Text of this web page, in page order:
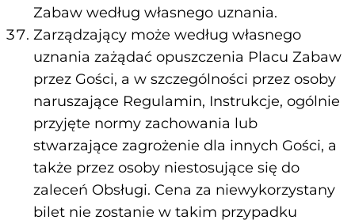
Zabaw według własnego uznania.
Zarządzający może według własnego
uznania zażądać opuszczenia Placu Zabaw
przez Gości, a w szczególności przez osoby
naruszające Regulamin, Instrukcje, ogólnie
przyjęte normy zachowania lub
stwarzające zagrożenie dla innych Gości, a
także przez osoby niestosujące się do
zaleceń Obsługi. Cena za niewykorzystany
bilet nie zostanie w takim przypadku